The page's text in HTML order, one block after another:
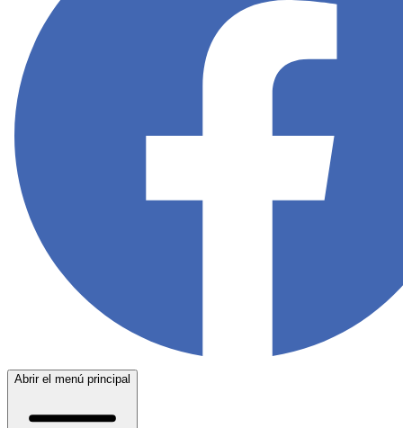
Abrir el menú principal